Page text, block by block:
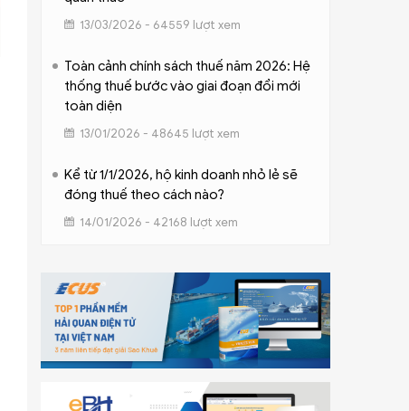
13/03/2026 - 64559 lượt xem
Toàn cảnh chính sách thuế năm 2026: Hệ
thống thuế bước vào giai đoạn đổi mới
toàn diện
13/01/2026 - 48645 lượt xem
Kể từ 1/1/2026, hộ kinh doanh nhỏ lẻ sẽ
đóng thuế theo cách nào?
14/01/2026 - 42168 lượt xem